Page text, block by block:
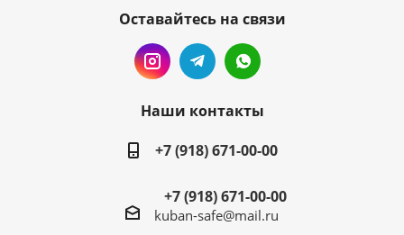
Оставайтесь на связи
Наши контакты
+7 (918) 671-00-00
+7 (918) 671-00-00
kuban-safe@mail.ru